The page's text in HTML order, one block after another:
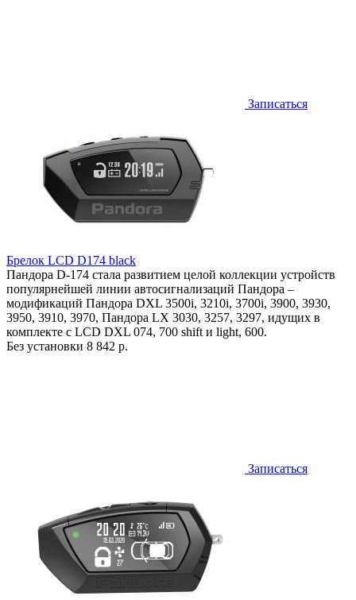
Записаться
Брелок LCD D174 black
Пандора D-174 стала развитием целой коллекции устройств
популярнейшей линии автосигнализаций Пандора –
модификаций Пандора DXL 3500i, 3210i, 3700i, 3900, 3930,
3950, 3910, 3970, Пандора LX 3030, 3257, 3297, идущих в
комплекте с LCD DXL 074, 700 shift и light, 600.
Без установки 8 842 р.
Записаться